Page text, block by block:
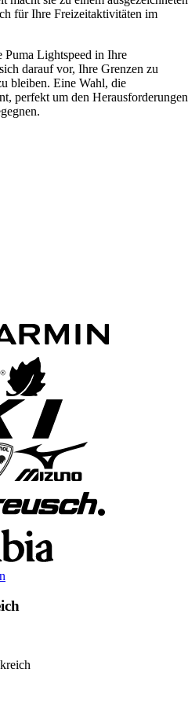
für Ihre Freizeitaktivitäten im
Puma Lightspeed in Ihre
darauf vor, Ihre Grenzen zu
bleiben. Eine Wahl, die
perfekt um den Herausforderungen